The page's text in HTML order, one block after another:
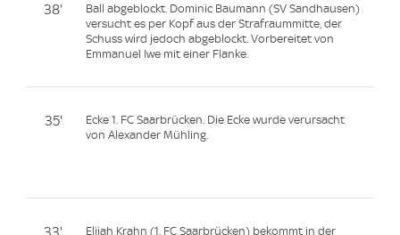
38'
Ball abgeblockt. Dominic Baumann (SV Sandhausen)
versucht es per Kopf aus der Strafraummitte, der
Schuss wird jedoch abgeblockt. Vorbereitet von
Emmanuel Iwe mit einer Flanke.
35'
Ecke 1. FC Saarbrücken. Die Ecke wurde verursacht
von Alexander Mühling.
Elijah Krahn (1. FC Saarbrücken) bekommt in der